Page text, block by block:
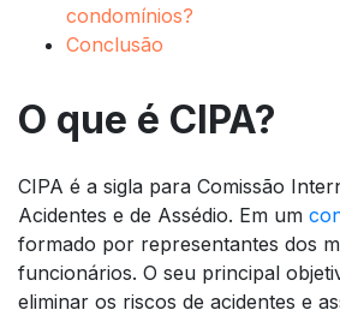
condomínios?
Conclusão
O que é CIPA?
CIPA é a sigla para Comissão
Acidentes e de Assédio. Em um
formado por representantes dos
funcionários. O seu principal
eliminar os riscos de acidentes e